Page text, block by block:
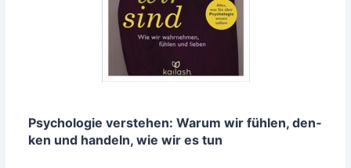
Psy­cho­lo­gie ver­ste­hen: War­um wir füh­len, den­
ken und han­deln, wie wir es tun